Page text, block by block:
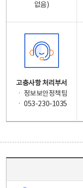
없음)
고충사항 처리부서
ㆍ 정보보안정책팀
ㆍ 053-230-1035